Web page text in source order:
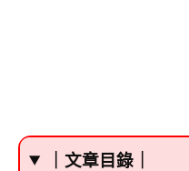
｜文章目錄｜